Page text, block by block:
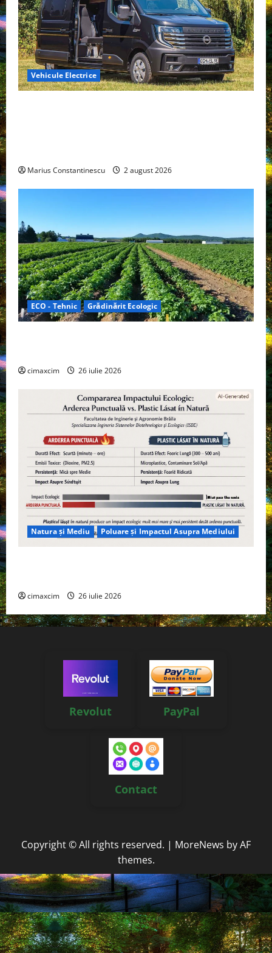
Vehicule Electrice
Marius Constantinescu 2 august 2026
ECO - Tehnic Grădinărit Ecologic
cimaxcim 26 iulie 2026
Natura și Mediu Poluare și Impactul Asupra Mediului
cimaxcim 26 iulie 2026
Revolut PayPal
Contact
Copyright © All rights reserved. | MoreNews by AF
themes.